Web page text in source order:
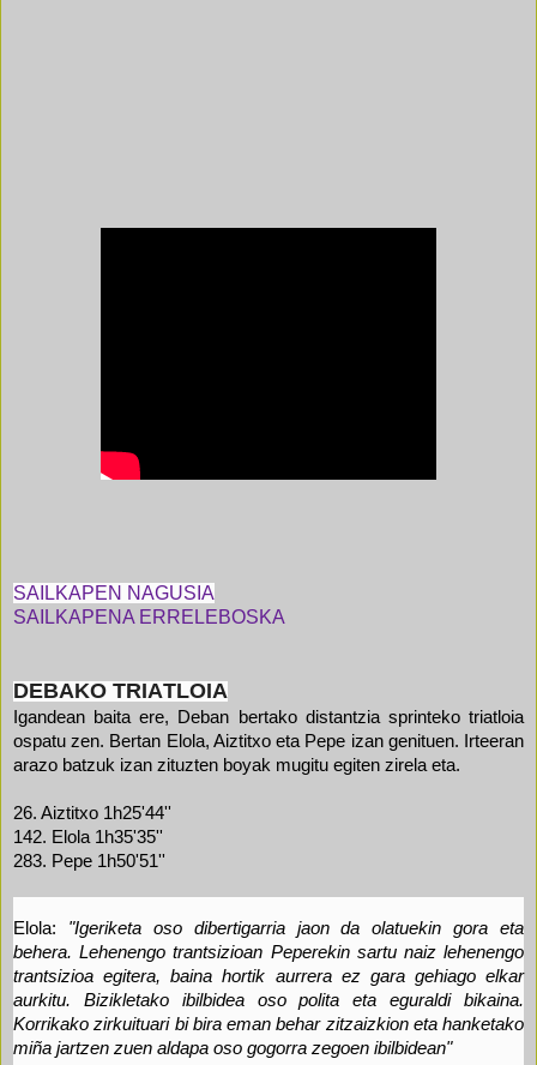
SAILKAPEN NAGUSIA
SAILKAPENA ERRELEBOSKA
DEBAKO TRIATLOIA
Igandean baita ere, Deban bertako distantzia sprinteko triatloia
ospatu zen. Bertan Elola, Aiztitxo eta Pepe izan genituen. Irteeran
arazo batzuk izan zituzten boyak mugitu egiten zirela eta.
26. Aiztitxo 1h25'44''
142. Elola 1h35'35''
283. Pepe 1h50'51''
Elola: "Igeriketa oso dibertigarria jaon da olatuekin gora eta
behera. Lehenengo trantsizioan Peperekin sartu naiz lehenengo
trantsizioa egitera, baina hortik aurrera ez gara gehiago elkar
aurkitu. Bizikletako ibilbidea oso polita eta eguraldi bikaina.
Korrikako zirkuituari bi bira eman behar zitzaizkion eta hanketako
miña jartzen zuen aldapa oso gogorra zegoen ibilbidean"